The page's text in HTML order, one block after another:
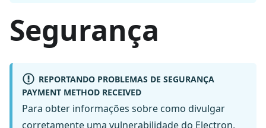
Segurança
REPORTANDO PROBLEMAS DE SEGURANÇA
PAYMENT METHOD RECEIVED
Para obter informações sobre como divulgar
corretamente uma vulnerabilidade do Electron,